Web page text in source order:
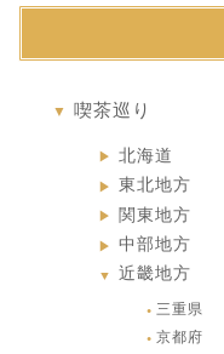
▼ 喫茶巡り
▶ 北海道
▶ 東北地方
▶ 関東地方
▶ 中部地方
▼ 近畿地方
● 三重県
● 京都府